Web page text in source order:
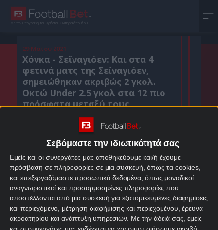
Σεβόμαστε την ιδιωτικότητά σας
Εμείς και οι συνεργάτες μας αποθηκεύουμε και/ή έχουμε
πρόσβαση σε πληροφορίες σε μια συσκευή, όπως τα cookies,
και επεξεργαζόμαστε προσωπικά δεδομένα, όπως μοναδικοί
αναγνωριστικοί και προσαρμοσμένες πληροφορίες που
αποστέλλονται από μια συσκευή για εξατομικευμένες διαφημίσεις
και περιεχόμενο, μέτρηση διαφήμισης και περιεχομένου, έρευνα
ακροατηρίου και ανάπτυξη υπηρεσιών. Με την άδειά σας, εμείς
Με την υπογραφή του Χρήστου Σωτηρακόπουλου
29 Μαΐου 2021
Χόνκα - Σεϊναγιόεν: Και στα 4
φετινά ματς της Σεϊναγιόεν,
σημειώθηκαν ακριβώς 2 γκολ.
Οκτώ Under 2.5 γκολ στα 12 πιο
πρόσφατα μεταξύ τους.
Κοιν. :
Πρόσθεσε το Footballbet.gr στην Google
ΣΤΟΙΧΗΜΑΤΙΚΕΣ ΠΡΟΣΦΟΡΕΣ *